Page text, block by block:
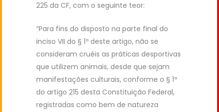
225 da CF, com o seguinte teor:
“Para fins do disposto na parte final do
inciso VII do § 1º deste artigo, não se
consideram cruéis as práticas desportivas
que utilizem animais, desde que sejam
manifestações culturais, conforme o § 1º
do artigo 215 desta Constituição Federal,
registradas como bem de natureza